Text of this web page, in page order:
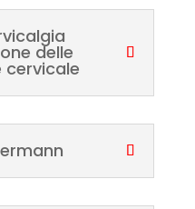
delle
cervicale